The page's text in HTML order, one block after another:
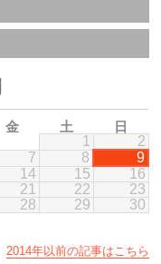
金 土
日
1
2
7 8
9
14 15
16
21 22
23
28 29
30
2014年以前の記事はこちら